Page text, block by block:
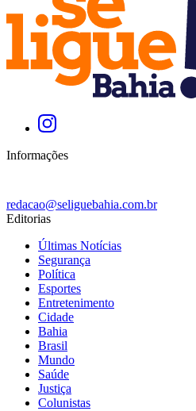
Informações
redacao@seliguebahia.com.br
Editorias
Últimas Notícias
Segurança
Política
Esportes
Entretenimento
Cidade
Bahia
Brasil
Mundo
Saúde
Justiça
Colunistas